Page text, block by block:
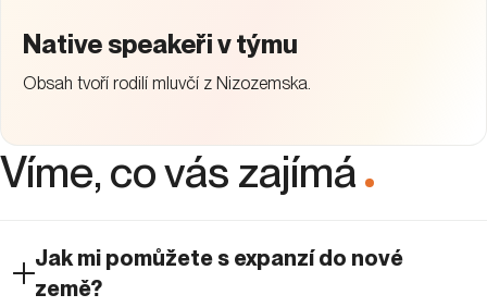
Native speakeři v týmu
Obsah tvoří rodilí mluvčí z Nizozemska.
Víme, co vás zajímá
.
Jak mi pomůžete s expanzí do nové
země?